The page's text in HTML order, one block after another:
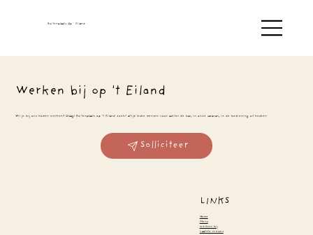
Buitenplaats Op ' Eiland
Werken bij op 't Eiland
Wil je bij ons komen werken? Graag! Buitenplaats op ’t Eiland zoekt altijd leuke mensen voor achter de bar, in onze caravan, in de bediening of keuken
Solliciteer
LINKS
Home
Menu
werken bij
Laatste nieuws